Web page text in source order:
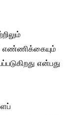
எண்ணிக்கையும்
என்பது